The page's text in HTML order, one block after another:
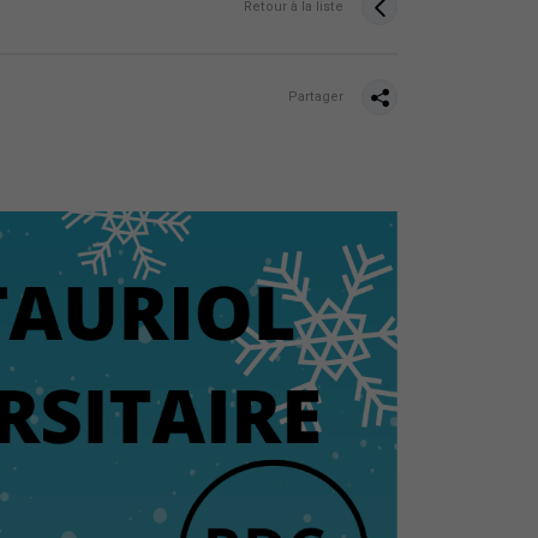
Retour à la liste
Partager